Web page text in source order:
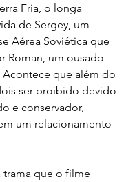
Fria, o longa
de Sergey, um
Aérea Soviética que
Roman, um ousado
que além do
ser proibido devido
e conservador,
um relacionamento
trama que o filme